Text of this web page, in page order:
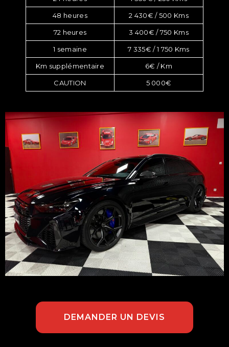
48 heures 2 430€ / 500 Kms
72 heures 3 400€ / 750 Kms
1 semaine 7 335€ / 1 750 Kms
Km supplémentaire 6€ / Km
CAUTION 5 000€
DEMANDER UN DEVIS